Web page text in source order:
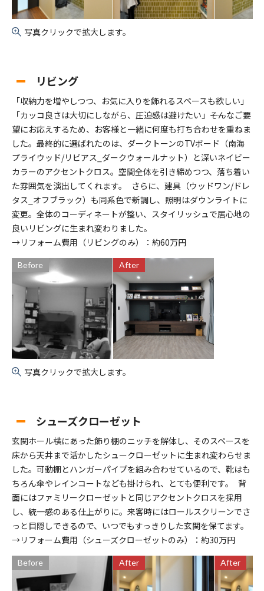
写真クリックで拡大します。
リビング
「収納力を増やしつつ、お気に入りを飾れるスペースも欲しい」
「カッコ良さは大切にしながら、圧迫感は避けたい」――そんなご要
望にお応えするため、お客様と一緒に何度も打ち合わせを重ねま
した。最終的に選ばれたのは、ダークトーンのTVボード（南海
プライウッド/リビアス_ダークウォールナット）と深いネイビー
カラーのアクセントクロス。空間全体を引き締めつつ、落ち着い
た雰囲気を演出してくれます。 さらに、建具（ウッドワン/ドレ
タス_オフブラック）も同系色で新調し、照明はダウンライトに
変更。全体のコーディネートが整い、スタイリッシュで居心地の
良いリビングに生まれ変わりました。
→リフォーム費用（リビングのみ）：約60万円
Before After
写真クリックで拡大します。
シューズクローゼット
玄関ホール横にあった飾り棚のニッチを解体し、そのスペースを
床から天井まで活かしたシュークローゼットに生まれ変わらせま
した。可動棚とハンガーパイプを組み合わせているので、靴はも
ちろん傘やレインコートなども掛けられ、とても便利です。 背
面にはファミリークローゼットと同じアクセントクロスを採用
し、統一感のある仕上がりに。来客時にはロールスクリーンでさ
っと目隠しできるので、いつでもすっきりした玄関を保てます。
→リフォーム費用（シューズクローゼットのみ）：約30万円
Before After After